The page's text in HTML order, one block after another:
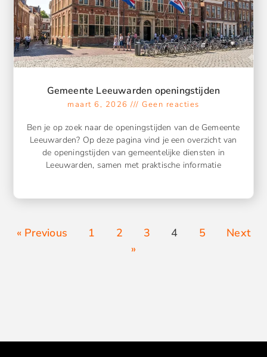
Gemeente Leeuwarden openingstijden
maart 6, 2026 Geen reacties
Ben je op zoek naar de openingstijden van de Gemeente
Leeuwarden? Op deze pagina vind je een overzicht van
de openingstijden van gemeentelijke diensten in
Leeuwarden, samen met praktische informatie
« Previous 1 2 3 4 5
Next
»